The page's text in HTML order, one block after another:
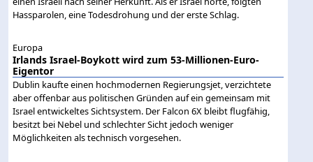
Hassparolen, eine Todesdrohung und der erste Schlag.
Europa
Irlands Israel-Boykott wird zum 53-Millionen-Euro-
Eigentor
Dublin kaufte einen hochmodernen Regierungsjet, verzichtete
aber offenbar aus politischen Gründen auf ein gemeinsam mit
Israel entwickeltes Sichtsystem. Der Falcon 6X bleibt flugfähig,
besitzt bei Nebel und schlechter Sicht jedoch weniger
Möglichkeiten als technisch vorgesehen.